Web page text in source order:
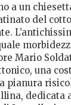
a un
del
Mario
una
pianura
dedicata